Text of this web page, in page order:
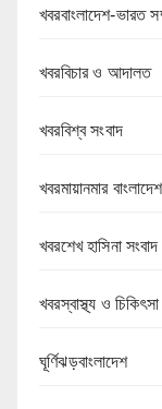
খবরবাংলাদেশ-ভারত
খবরবিচার ও আদালত
খবরবিশ্ব সংবাদ
খবরমায়ানমার
খবরশেখ হাসিনা সংবাদ
খবরস্বাস্থ্য ও চিকিৎসা
ঘূর্ণিঝড়বাংলাদেশ